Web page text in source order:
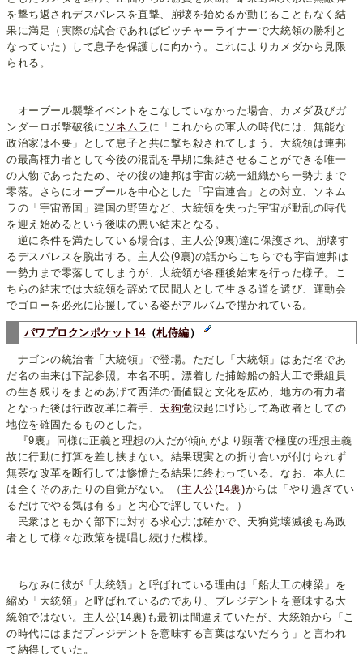
を撃ち返されデスパレスを直撃、崩壊を始めるが動じることもなく結
果に満足（実際の試合であればピッチャーライナーで大統領の勝利と
なっていた）して息子を保護しに向かう。これによりカメダから見限
られる。
オーブール襲撃イベントをこなしていなかった場合、カメダ及びガ
ンダーロボ撃破後に ソネムラ に「これからの軍人の時代には、無能な
政治家は不要」として息子と共に撃ち殺されてしまう。大統領は連邦
の最高権力者として今後の混乱を早期に集結させることができる唯一
の人物であったため、その後の連邦は宇宙の統一組織から一勢力まで
零落。さらにオーブールを中心とした「宇宙連合」との対立、ソネム
ラの「宇宙帝国」建国の野望など、大統領を失った宇宙が動乱の時代
を迎え始めるという後味の悪い結末となる。
逆に条件を満たしている場合は、主人公(9裏)達に保護され、崩壊す
るデスパレスを脱出する。主人公(9裏)の話からこちらでも宇宙連邦は
一勢力まで零落してしまうが、大統領が各種後始末を行った様子。こ
ちらの結末では大統領を辞めて民間人として生きる道を選び、運動会
でゴローを必死に応援している姿がアルバムで描かれている。
パワプロクンポケット14（札侍編 ）
ナゴンの統治者「大統領」で登場。ただし「大統領」はあだ名であ
だ名の由来は下記参照。本名不明。漂着した捕鯨船の船大工で乗組員
の生き残りをまとめあげて西洋の価値観と文化を広め、地方の有力者
となった後は行政改革に着手、 天狗党決起に呼応して為政者としての
地位を確固たるものとした。
『9裏』同様に正義と理想の人だが傾向がより顕著で極度の理想主義
故に行動に打算を差し挟まない。結果現実との折り合いが付けられず
無茶な改革を断行しては惨憺たる結果に終わっている。なお、本人に
は全くそのあたりの自覚がない。（ 主人公(14裏)からは「やり過ぎてい
るだけでやる気は有る」と内心で評していた。）
民衆はともかく部下に対する求心力は確かで、天狗党壊滅後も為政
者として様々な政策を提唱し続けた模様。
ちなみに彼が「大統領」と呼ばれている理由は「船大工の棟梁」を
縮め「大統領」と呼ばれているのであり、プレジデントを意味する大
統領ではない。主人公(14裏)も最初は間違えていたが、大統領から「こ
の時代にはまだプレジデントを意味する言葉はないだろう」と言われ
て納得していた。